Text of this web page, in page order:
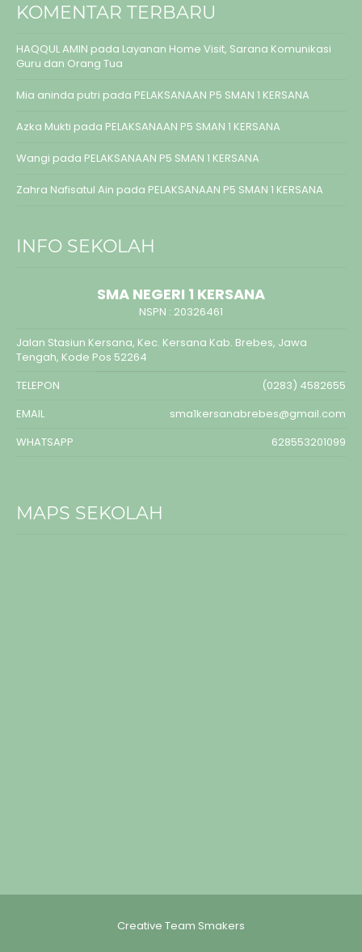
KOMENTAR TERBARU
HAQQUL AMIN pada Layanan Home Visit, Sarana Komunikasi
Guru dan Orang Tua
Mia aninda putri pada PELAKSANAAN P5 SMAN 1 KERSANA
Azka Mukti pada PELAKSANAAN P5 SMAN 1 KERSANA
Wangi pada PELAKSANAAN P5 SMAN 1 KERSANA
Zahra Nafisatul Ain pada PELAKSANAAN P5 SMAN 1 KERSANA
INFO SEKOLAH
SMA NEGERI 1 KERSANA
NSPN : 20326461
Jalan Stasiun Kersana, Kec. Kersana Kab. Brebes, Jawa
Tengah, Kode Pos 52264
TELEPON
(0283) 4582655
EMAIL
sma1kersanabrebes@gmail.com
WHATSAPP
628553201099
MAPS SEKOLAH
Creative Team Smakers